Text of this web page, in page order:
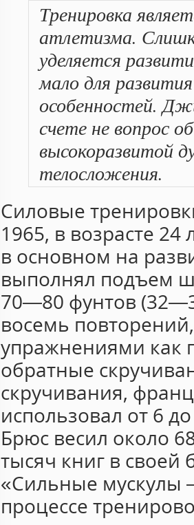
Тренировка
атлетизма.
уделяется
мало для
особенностей.
счете не вопрос
высокоразвитой
телосложения.
Силовые
1965, в возрасте
в основном на
выполнял подъем
70—80 фунтов
восемь
упражнениями как
обратные
скручивания,
использовал от 6
Брюс весил около
тысяч книг в своей
«Сильные мускулы
процессе